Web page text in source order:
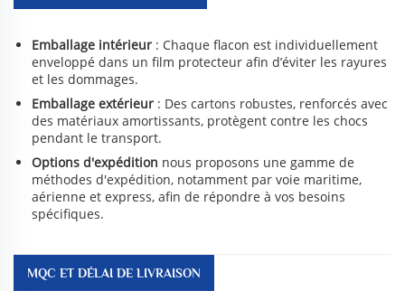
Emballage intérieur : Chaque flacon est individuellement
enveloppé dans un film protecteur afin d’éviter les rayures
et les dommages.
Emballage extérieur : Des cartons robustes, renforcés avec
des matériaux amortissants, protègent contre les chocs
pendant le transport.
Options d'expédition nous proposons une gamme de
méthodes d'expédition, notamment par voie maritime,
aérienne et express, afin de répondre à vos besoins
spécifiques.
MQC ET DÉLAI DE LIVRAISON